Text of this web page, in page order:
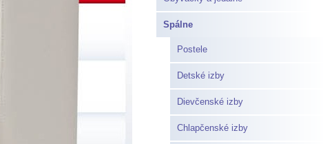
Spálne
Postele
Detské izby
Dievčenské izby
Chlapčenské izby